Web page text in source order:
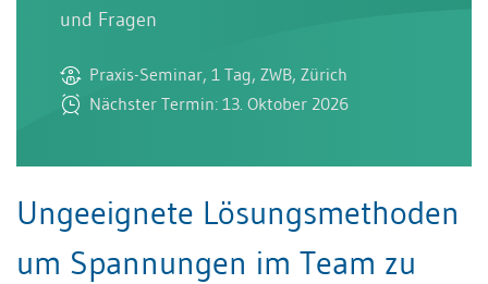
und Fragen
Praxis-Seminar, 1 Tag, ZWB, Zürich
Nächster Termin: 13. Oktober 2026
Ungeeignete Lösungsmethoden
um Spannungen im Team zu